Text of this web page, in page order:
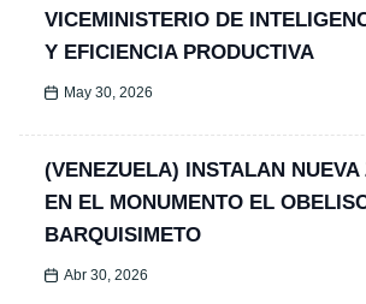
VICEMINISTERIO DE
Y EFICIENCIA PRODUCTIVA
May 30, 2026
(VENEZUELA) INSTALAN NUEVA
EN EL MONUMENTO EL
BARQUISIMETO
Abr 30, 2026